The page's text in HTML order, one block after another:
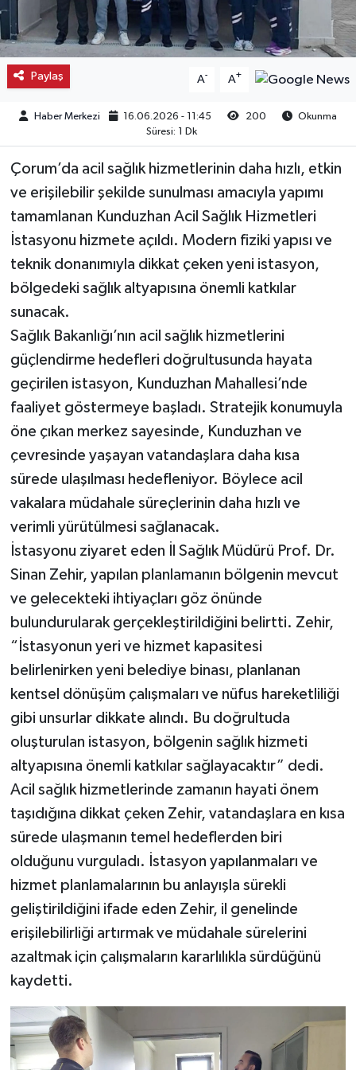
Paylaş A- A+
Haber Merkezi 16.06.2026 - 11:45 200
Okunma
Süresi: 1 Dk
Çorum’da acil sağlık hizmetlerinin daha hızlı, etkin
ve erişilebilir şekilde sunulması amacıyla yapımı
tamamlanan Kunduzhan Acil Sağlık Hizmetleri
İstasyonu hizmete açıldı. Modern fiziki yapısı ve
teknik donanımıyla dikkat çeken yeni istasyon,
bölgedeki sağlık altyapısına önemli katkılar
sunacak.
Sağlık Bakanlığı’nın acil sağlık hizmetlerini
güçlendirme hedefleri doğrultusunda hayata
geçirilen istasyon, Kunduzhan Mahallesi’nde
faaliyet göstermeye başladı. Stratejik konumuyla
öne çıkan merkez sayesinde, Kunduzhan ve
çevresinde yaşayan vatandaşlara daha kısa
sürede ulaşılması hedefleniyor. Böylece acil
vakalara müdahale süreçlerinin daha hızlı ve
verimli yürütülmesi sağlanacak.
İstasyonu ziyaret eden İl Sağlık Müdürü Prof. Dr.
Sinan Zehir, yapılan planlamanın bölgenin mevcut
ve gelecekteki ihtiyaçları göz önünde
bulundurularak gerçekleştirildiğini belirtti. Zehir,
“İstasyonun yeri ve hizmet kapasitesi
belirlenirken yeni belediye binası, planlanan
kentsel dönüşüm çalışmaları ve nüfus hareketliliği
gibi unsurlar dikkate alındı. Bu doğrultuda
oluşturulan istasyon, bölgenin sağlık hizmeti
altyapısına önemli katkılar sağlayacaktır” dedi.
Acil sağlık hizmetlerinde zamanın hayati önem
taşıdığına dikkat çeken Zehir, vatandaşlara en kısa
sürede ulaşmanın temel hedeflerden biri
olduğunu vurguladı. İstasyon yapılanmaları ve
hizmet planlamalarının bu anlayışla sürekli
geliştirildiğini ifade eden Zehir, il genelinde
erişilebilirliği artırmak ve müdahale sürelerini
azaltmak için çalışmaların kararlılıkla sürdüğünü
kaydetti.
Kargı
Laçin
Mecitözü
Oğuzlar
Ortaköy
Osmancık
Sungurlu
Uğurludağ
Sağlık